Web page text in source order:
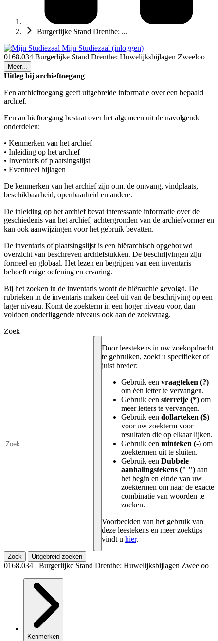
Burgerlijke Stand Drenthe: ...
Mijn Studiezaal (inloggen)
0168.034 Burgerlijke Stand Drenthe: Huwelijksbijlagen Zweeloo
Meer...
Uitleg bij archieftoegang
Een archieftoegang geeft uitgebreide informatie over een bepaald
archief.
Een archieftoegang bestaat over het algemeen uit de navolgende
onderdelen:
• Kenmerken van het archief
• Inleiding op het archief
• Inventaris of plaatsingslijst
• Eventueel bijlagen
De kenmerken van het archief zijn o.m. de omvang, vindplaats,
beschikbaarheid, openbaarheid en andere.
De inleiding op het archief bevat interessante informatie over de
geschiedenis van het archief, achtergronden van de archiefvormer en
kan ook aanwijzingen voor het gebruik bevatten.
De inventaris of plaatsingslijst is een hiërarchisch opgebouwd
overzicht van beschreven archiefstukken. De beschrijvingen zijn
formeel en globaal. Het lezen en begrijpen van een inventaris
behoeft enige oefening en ervaring.
Bij het zoeken in de inventaris wordt de hiërarchie gevolgd. De
rubrieken in de inventaris maken deel uit van de beschrijving op een
lager niveau. Komt de zoekterm in een hoger niveau voor, dan
voldoen onderliggende niveaus ook aan de zoekvraag.
Zoek
Door leestekens in uw zoekopdracht
te gebruiken, zoekt u specifieker of
juist breder:
Gebruik een vraagteken (?)
om één letter te vervangen.
Gebruik een sterretje (*) om
meer letters te vervangen.
Gebruik een dollarteken ($)
voor uw zoekterm voor
resultaten die op elkaar lijken.
Gebruik een minteken (-) om
zoektermen uit te sluiten.
Gebruik een Dubbele
aanhalingstekens (" ") aan
het begin en einde van uw
zoektermen om naar de exacte
combinatie van woorden te
zoeken.
Voorbeelden van het gebruik van
deze leestekens en meer zoektips
vindt u hier.
Zoek Uitgebreid zoeken
0168.034 Burgerlijke Stand Drenthe: Huwelijksbijlagen Zweeloo
Kenmerken